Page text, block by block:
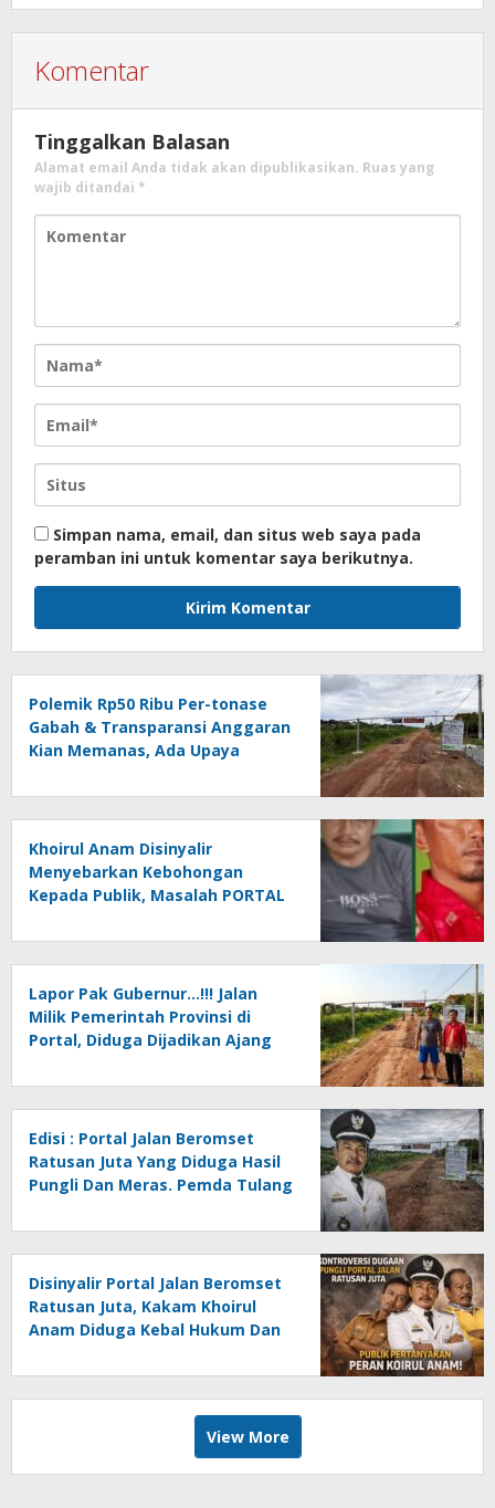
Komentar
Tinggalkan Balasan
Alamat email Anda tidak akan dipublikasikan. Ruas yang
wajib ditandai *
Simpan nama, email, dan situs web saya pada
peramban ini untuk komentar saya berikutnya.
Polemik Rp50 Ribu Per-tonase
Gabah & Transparansi Anggaran
Kian Memanas, Ada Upaya
*” PORTAL vs KEBIJAKAN
BODONG
Khoirul Anam Disinyalir
Menyebarkan Kebohongan
Kepada Publik, Masalah PORTAL
(Undang-undang vs Kebijakan
Bodong).
Lapor Pak Gubernur…!!! Jalan
Milik Pemerintah Provinsi di
Portal, Diduga Dijadikan Ajang
Khoirul Anam Cs
Edisi : Portal Jalan Beromset
Ratusan Juta Yang Diduga Hasil
Pungli Dan Meras. Pemda Tulang
Kakam Hargo Rejo…?
Disinyalir Portal Jalan Beromset
Ratusan Juta, Kakam Khoirul
Anam Diduga Kebal Hukum Dan
Pemerintah.
View More